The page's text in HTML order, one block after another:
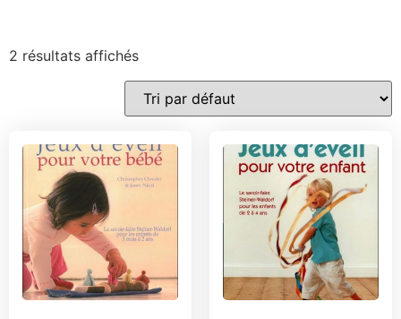
2 résultats affichés